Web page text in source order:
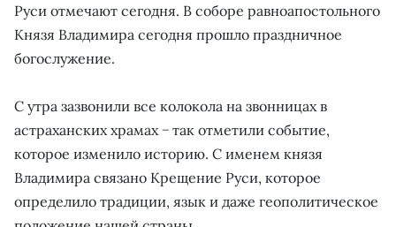
Руси отмечают сегодня. В соборе равноапостольного
Князя Владимира сегодня прошло праздничное
богослужение.
С утра зазвонили все колокола на звонницах в
астраханских храмах − так отметили событие,
которое изменило историю. С именем князя
Владимира связано Крещение Руси, которое
определило традиции, язык и даже геополитическое